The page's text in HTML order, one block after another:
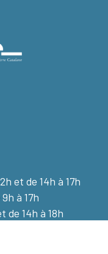
et de 14h à 17h
à 17h
de 14h à 18h